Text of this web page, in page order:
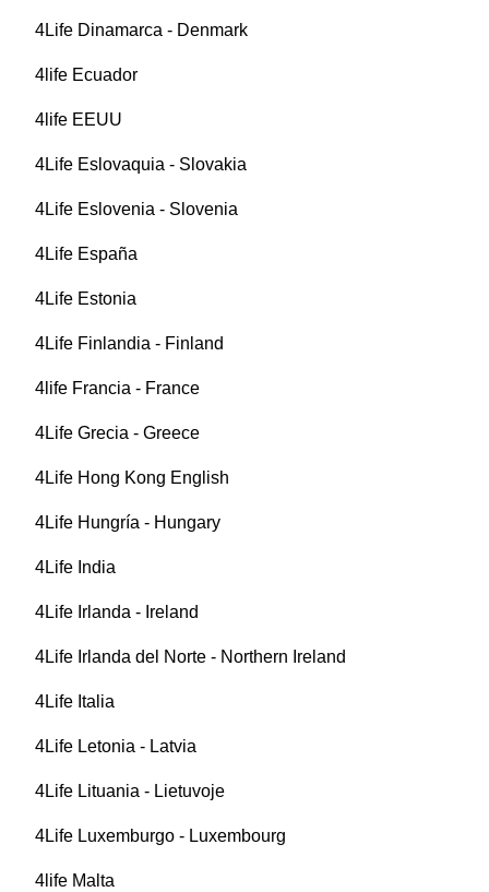
4Life Dinamarca - Denmark
4life Ecuador
4life EEUU
4Life Eslovaquia - Slovakia
4Life Eslovenia - Slovenia
4Life España
4Life Estonia
4Life Finlandia - Finland
4life Francia - France
4Life Grecia - Greece
4Life Hong Kong English
4Life Hungría - Hungary
4Life India
4Life Irlanda - Ireland
4Life Irlanda del Norte - Northern Ireland
4Life Italia
4Life Letonia - Latvia
4Life Lituania - Lietuvoje
4Life Luxemburgo - Luxembourg
4life Malta